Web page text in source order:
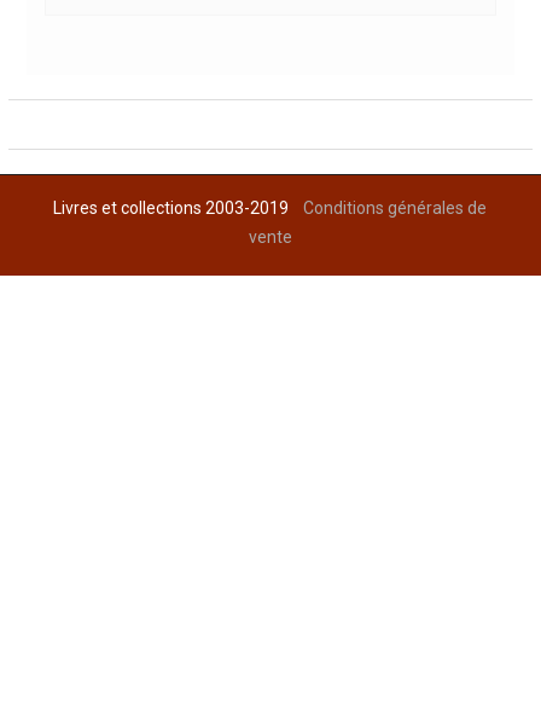
Livres et collections 2003-2019Conditions générales de
vente